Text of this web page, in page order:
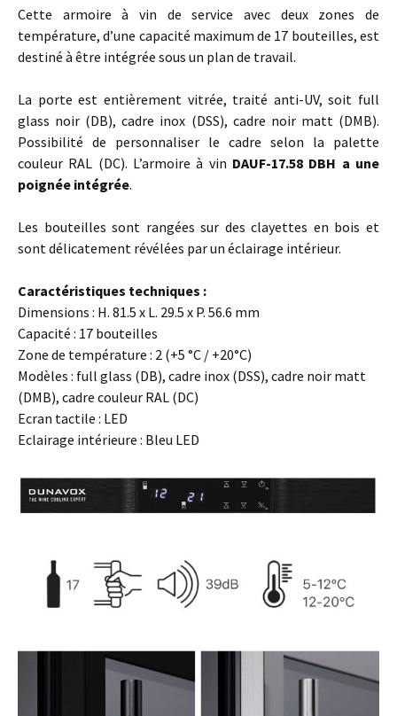
Cette armoire à vin de service avec deux zones de
température, d’une capacité maximum de 17 bouteilles, est
destiné à être intégrée sous un plan de travail.
La porte est entièrement vitrée, traité anti-UV, soit full
glass noir (DB), cadre inox (DSS), cadre noir matt (DMB).
Possibilité de personnaliser le cadre selon la palette
couleur RAL (DC). L’armoire à vin DAUF-17.58 DBH a une
poignée intégrée.
Les bouteilles sont rangées sur des clayettes en bois et
sont délicatement révélées par un éclairage intérieur.
Caractéristiques techniques :
Dimensions : H. 81.5 x L. 29.5 x P. 56.6 mm
Capacité : 17 bouteilles
Zone de température : 2 (+5 °C / +20°C)
Modèles : full glass (DB), cadre inox (DSS), cadre noir matt
(DMB), cadre couleur RAL (DC)
Ecran tactile : LED
Eclairage intérieure : Bleu LED